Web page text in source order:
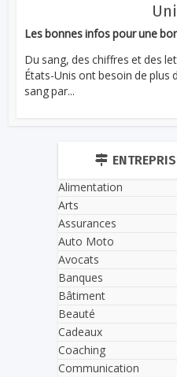
Les bonnes infos pour une
Du sang, des chiffres et des
États-Unis ont besoin de plus
sang par...
Alimentation
Arts
Assurances
Auto Moto
Avocats
Banques
Bâtiment
Beauté
Cadeaux
Coaching
Communication